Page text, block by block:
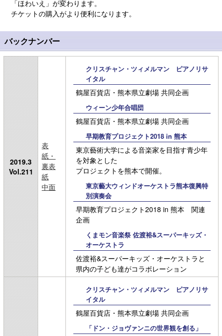
「ほわいえ」が変わります。
チケットの購入がより便利になります。
バックナンバー
2019.3
Vol.211
表
紙・
裏表
紙
中面
クリスチャン・ツィメルマン ピアノリサ
イタル
鶴屋百貨店・熊本県立劇場 共同企画
ウィーン少年合唱団
鶴屋百貨店・熊本県立劇場 共同企画
早期教育プロジェクト2018 in 熊本
東京藝術大学による音楽家を目指す青少年
を対象とした
プロジェクトを熊本で開催。
東京藝大ウィンドオーケストラ熊本復興特
別演奏会
早期教育プロジェクト2018 in 熊本 関連
企画
くまモン音楽祭 佐渡裕&スーパーキッズ・
オーケストラ
佐渡裕&スーパーキッズ・オーケストラと
県内の子ども達がコラボレーション
クリスチャン・ツィメルマン ピアノリサ
イタル
鶴屋百貨店・熊本県立劇場 共同企画
「ドン・ジョヴァンニの世界観を創る」